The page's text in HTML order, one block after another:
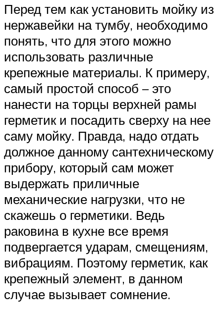
Перед тем как установить мойку из
нержавейки на тумбу, необходимо
понять, что для этого можно
использовать различные
крепежные материалы. К примеру,
самый простой способ – это
нанести на торцы верхней рамы
герметик и посадить сверху на нее
саму мойку. Правда, надо отдать
должное данному сантехническому
прибору, который сам может
выдержать приличные
механические нагрузки, что не
скажешь о герметики. Ведь
раковина в кухне все время
подвергается ударам, смещениям,
вибрациям. Поэтому герметик, как
крепежный элемент, в данном
случае вызывает сомнение.